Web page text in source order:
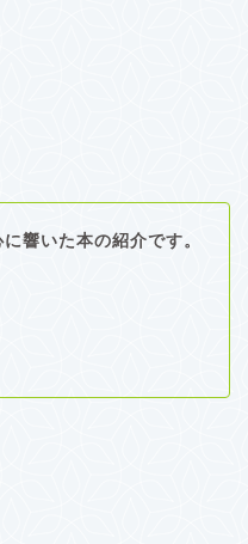
響いた本の紹介です。